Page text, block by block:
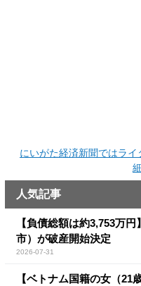
にいがた経済新聞ではラ
人気記事
【負債総額は約3,753万
市）が破産開始決定
2026-07-31
【ベトナム国籍の女（21